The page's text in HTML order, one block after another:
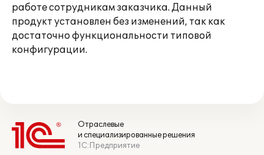
работе сотрудникам заказчика. Данный
продукт установлен без изменений, так как
достаточно функциональности типовой
конфигурации.
Отраслевые
и специализированные решения
1С:Предприятие